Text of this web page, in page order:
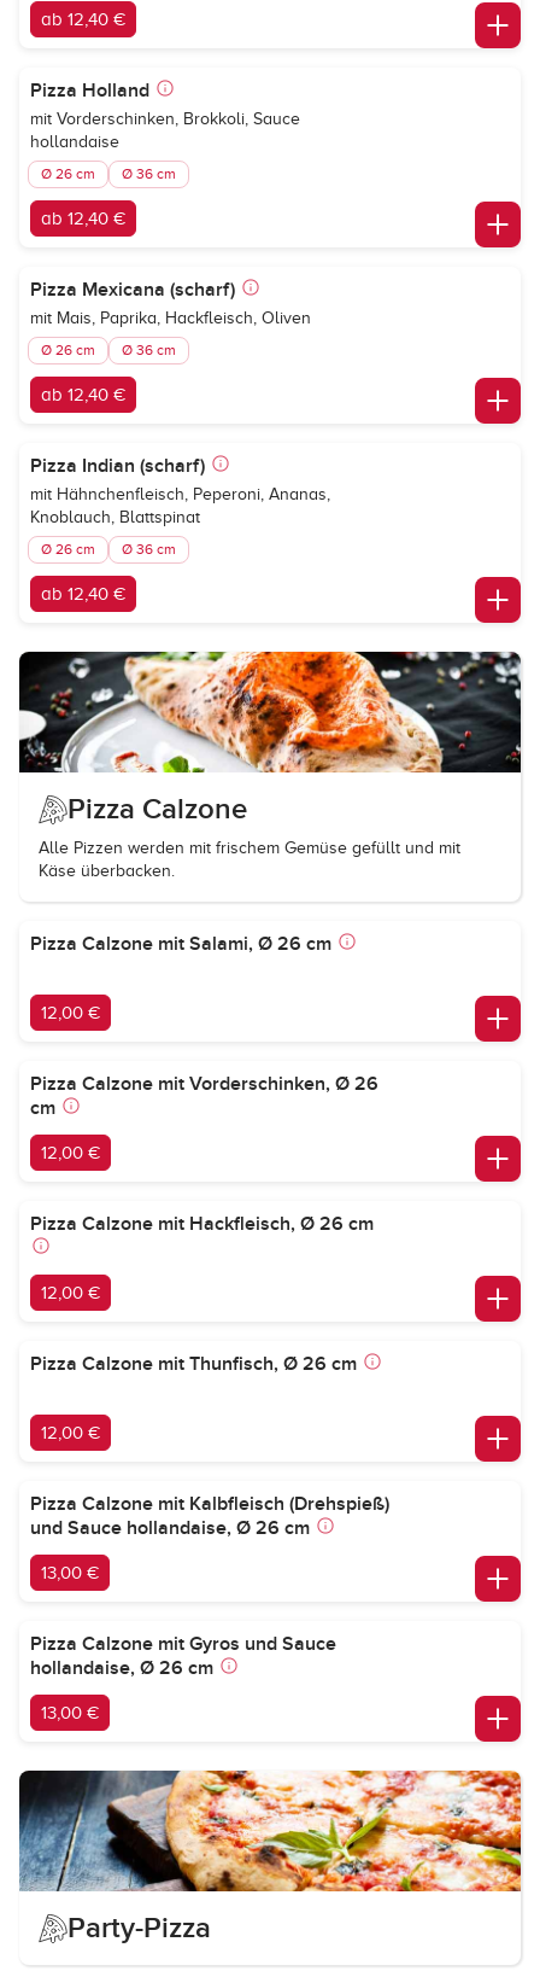
ab 12,40 €
Pizza Holland
mit Vorderschinken, Brokkoli, Sauce
hollandaise
Ø 26 cm Ø 36 cm
ab 12,40 €
Pizza Mexicana (scharf)
mit Mais, Paprika, Hackfleisch, Oliven
Ø 26 cm Ø 36 cm
ab 12,40 €
Pizza Indian (scharf)
mit Hähnchenfleisch, Peperoni, Ananas,
Knoblauch, Blattspinat
Ø 26 cm Ø 36 cm
ab 12,40 €
Pizza Calzone
Alle Pizzen werden mit frischem Gemüse gefüllt und mit
Käse überbacken.
Pizza Calzone mit Salami, Ø 26 cm
12,00 €
Pizza Calzone mit Vorderschinken, Ø 26
cm
12,00 €
Pizza Calzone mit Hackfleisch, Ø 26 cm
12,00 €
Pizza Calzone mit Thunfisch, Ø 26 cm
12,00 €
Pizza Calzone mit Kalbfleisch (Drehspieß)
und Sauce hollandaise, Ø 26 cm
13,00 €
Pizza Calzone mit Gyros und Sauce
hollandaise, Ø 26 cm
13,00 €
Party-Pizza